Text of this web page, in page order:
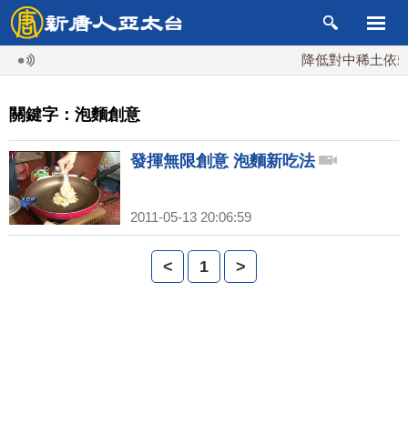
降低對中稀土依賴
關鍵字：泡麵創意
發揮無限創意 泡麵新吃法
2011-05-13 20:06:59
< 1 >